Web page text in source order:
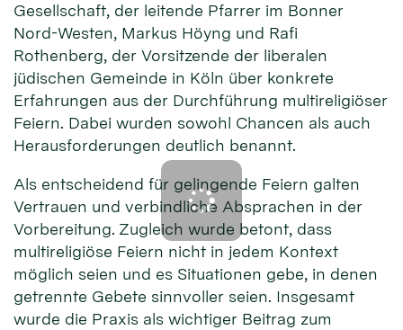
Gesellschaft, der leitende Pfarrer im Bonner
Nord-Westen, Markus Höyng und Rafi
Rothenberg, der Vorsitzende der liberalen
jüdischen Gemeinde in Köln über konkrete
Erfahrungen aus der Durchführung multireligiöser
Feiern. Dabei wurden sowohl Chancen als auch
Herausforderungen deutlich benannt.
Als entscheidend für gelingende Feiern galten
Vertrauen und verbindliche Absprachen in der
Vorbereitung. Zugleich wurde betont, dass
multireligiöse Feiern nicht in jedem Kontext
möglich seien und es Situationen gebe, in denen
getrennte Gebete sinnvoller seien. Insgesamt
wurde die Praxis als wichtiger Beitrag zum